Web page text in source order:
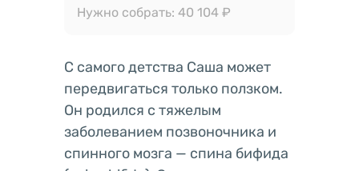
Нужно собрать: 40 104 ₽
С самого детства Саша может
передвигаться только ползком.
Он родился с тяжелым
заболеванием позвоночника и
спинного мозга — спина бифида